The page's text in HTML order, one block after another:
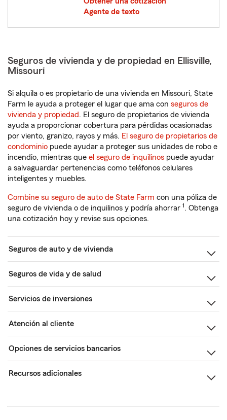
Agente de texto
Seguros de vivienda y de propiedad en Ellisville,
Missouri
Si alquila o es propietario de una vivienda en Missouri, State
Farm le ayuda a proteger el lugar que ama con seguros de
vivienda y propiedad. El seguro de propietarios de vivienda
ayuda a proporcionar cobertura para pérdidas ocasionadas
por viento, granizo, rayos y más. El seguro de propietarios de
condominio puede ayudar a proteger sus unidades de robo e
incendio, mientras que el seguro de inquilinos puede ayudar
a salvaguardar pertenencias como teléfonos celulares
inteligentes y muebles.
Combine su seguro de auto de State Farm con una póliza de
seguro de vivienda o de inquilinos y podría ahorrar 1. Obtenga
una cotización hoy y revise sus opciones.
Seguros de auto y de vivienda
Seguros de vida y de salud
Servicios de inversiones
Atención al cliente
Opciones de servicios bancarios
Recursos adicionales